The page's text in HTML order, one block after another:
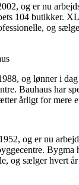
og er nu
104 butikker.
og
og lønner i
Bauhaus har
årligt for mere
og er nu
Bygma
og sælger hvert